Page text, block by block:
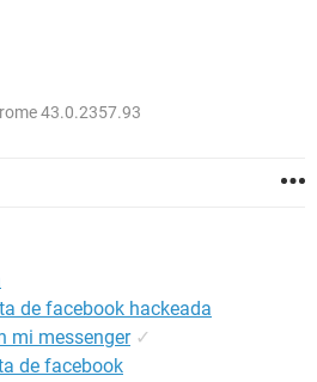
43.0.2357.93
de facebook hackeada
mi messenger ✓
de facebook